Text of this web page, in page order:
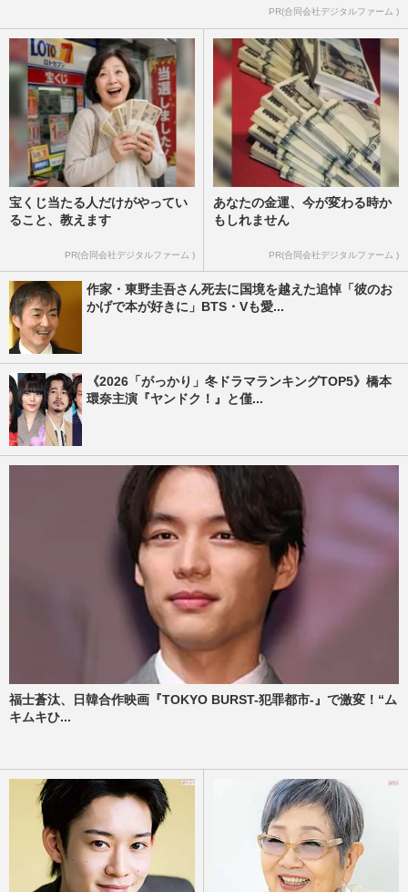
PR(合同会社デジタルファーム )
宝くじ当たる人だけがやってい
ること、教えます
PR(合同会社デジタルファーム )
あなたの金運、今が変わる時か
もしれません
PR(合同会社デジタルファーム )
作家・東野圭吾さん死去に国境を越えた追悼「彼のお
かげで本が好きに」BTS・Vも愛...
《2026「がっかり」冬ドラマランキングTOP5》橋本
環奈主演『ヤンドク！』と僅...
福士蒼汰、日韓合作映画『TOKYO BURST-犯罪都市-』で激変！“ム
キムキひ...